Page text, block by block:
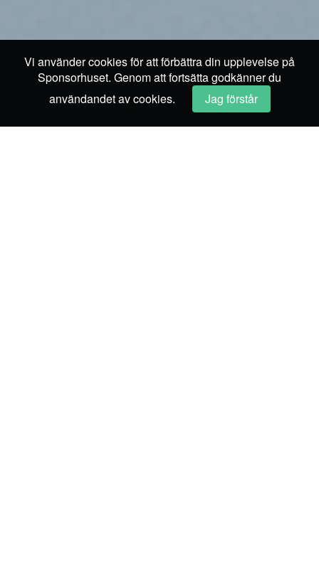
Vi använder cookies för att förbättra din upplevelse på
Sponsorhuset. Genom att fortsätta godkänner du
användandet av cookies.
Jag förstår